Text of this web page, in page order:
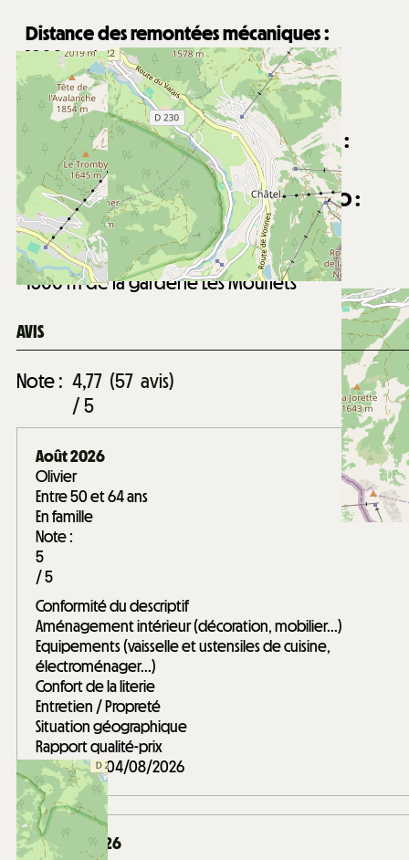
Distance des remontées mécaniques :
1800m de la télécabine de Super-Châtel
8000m des télésièges de Pré la Joux
Arrêt navettes à proximité
Distance du centre du village de Châtel :
1500m du centre du village de Châtel
Distance du centre aquatique Forme d'O :
2100m du centre aquatique Forme d'O
Distance de la garderie Les Mouflets :
1500m de la garderie Les Mouflets
AVIS
Note : 4,77
/ 5
(57 avis)
Août 2026
Olivier
Entre 50 et 64 ans
En famille
Note :
5
/ 5
Conformité du descriptif
Aménagement intérieur (décoration, mobilier...)
Equipements (vaisselle et ustensiles de cuisine,
électroménager...)
Confort de la literie
Entretien / Propreté
Situation géographique
Rapport qualité-prix
Avis écrit le 04/08/2026
Janvier 2026